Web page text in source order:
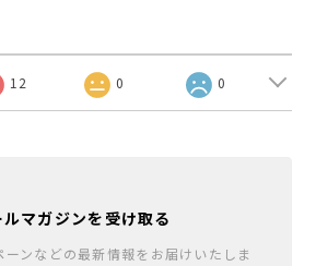
12 0 0
ルマガジンを受け取る
ンなどの最新情報をお届けいたしま